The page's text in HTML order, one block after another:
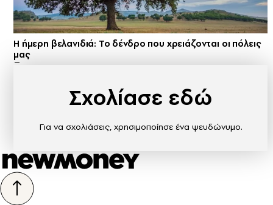
Η ήμερη βελανιδιά: Το δένδρο που χρειάζονται οι πόλεις
μας
Σχολίασε εδώ
Για να σχολιάσεις, χρησιμοποίησε ένα ψευδώνυμο.